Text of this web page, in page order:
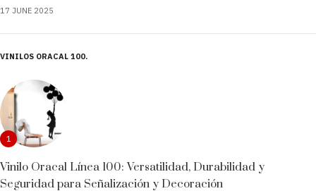
17 JUNE 2025
VINILOS ORACAL 100
1
Vinilo Oracal Línea 100: Versatilidad, Durabilidad y
Seguridad para Señalización y Decoración